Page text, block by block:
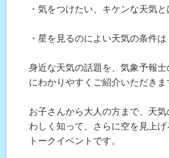
・気をつけたい、キケンな天気と
・星を見るのによい天気の条件は
身近な天気の話題を、気象予報
にわかりやすくご紹介いただきま
お子さんから大人の方まで、天気
わしく知って、さらに空を見上
トークイベントです。